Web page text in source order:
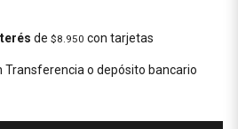
de $8.950 con tarjetas
Transferencia o depósito bancario